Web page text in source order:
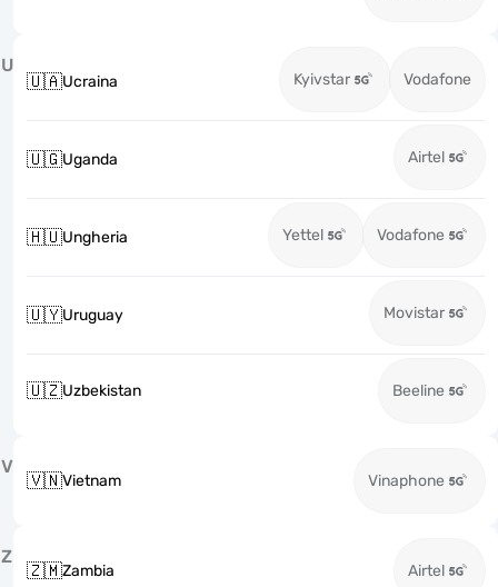
U
🇺🇦Ucraina Kyivstar Vodafone
🇺🇬Uganda Airtel
🇭🇺Ungheria Yettel Vodafone
🇺🇾Uruguay Movistar
🇺🇿Uzbekistan Beeline
V
🇻🇳Vietnam Vinaphone
Z
🇿🇲Zambia Airtel